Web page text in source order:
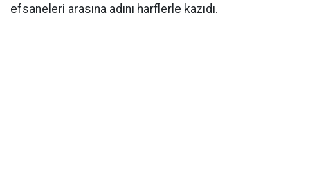
efsaneleri arasına adını harflerle kazıdı.